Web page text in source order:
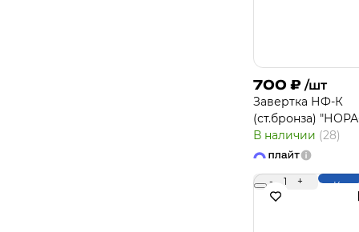
700 ₽ /шт
Завертка НФ-К
(ст.бронза)
В наличии (28)
- 1 +